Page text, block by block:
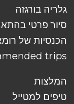
גלריה בורגזה
סיור פרטי
הכנסיות של
trips
המלצות
טיפים למטייל